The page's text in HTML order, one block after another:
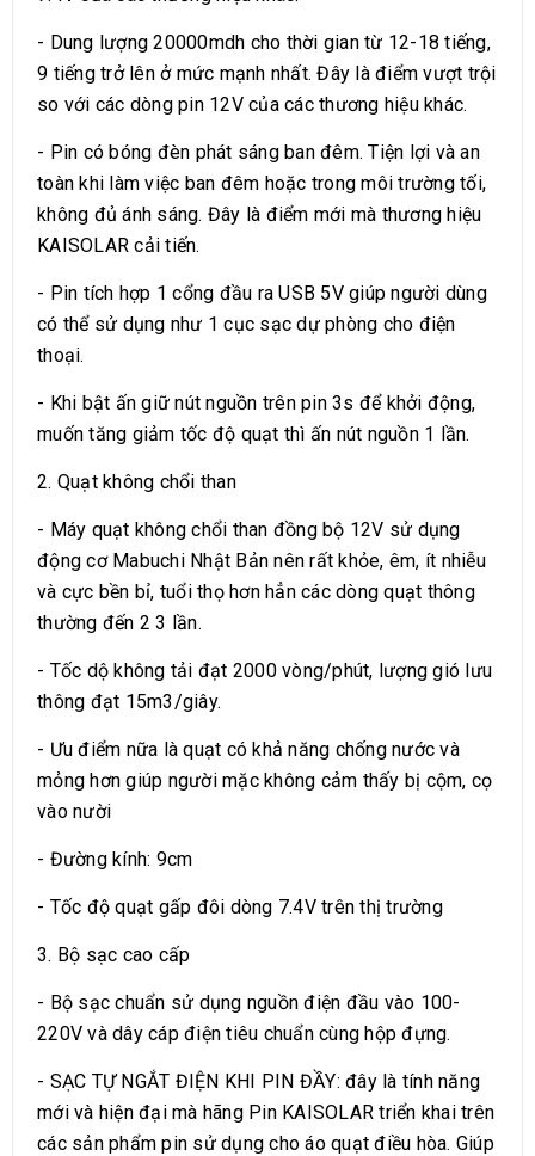
- Dung lượng 20000mdh cho thời gian từ 12-18 tiếng,
9 tiếng trở lên ở mức mạnh nhất. Đây là điểm vượt trội
so với các dòng pin 12V của các thương hiệu khác.
- Pin có bóng đèn phát sáng ban đêm. Tiện lợi và an
toàn khi làm việc ban đêm hoặc trong môi trường tối,
không đủ ánh sáng. Đây là điểm mới mà thương hiệu
KAISOLAR cải tiến.
- Pin tích hợp 1 cổng đầu ra USB 5V giúp người dùng
có thể sử dụng như 1 cục sạc dự phòng cho điện
thoại.
- Khi bật ấn giữ nút nguồn trên pin 3s để khởi động,
muốn tăng giảm tốc độ quạt thì ấn nút nguồn 1 lần.
2. Quạt không chổi than
- Máy quạt không chổi than đồng bộ 12V sử dụng
động cơ Mabuchi Nhật Bản nên rất khỏe, êm, ít nhiễu
và cực bền bỉ, tuổi thọ hơn hẳn các dòng quạt thông
thường đến 2 3 lần.
- Tốc dộ không tải đạt 2000 vòng/phút, lượng gió lưu
thông đạt 15m3/giây.
- Ưu điểm nữa là quạt có khả năng chống nước và
mỏng hơn giúp người mặc không cảm thấy bị cộm, cọ
vào nười
- Đường kính: 9cm
- Tốc độ quạt gấp đôi dòng 7.4V trên thị trường
3. Bộ sạc cao cấp
- Bộ sạc chuẩn sử dụng nguồn điện đầu vào 100-
220V và dây cáp điện tiêu chuẩn cùng hộp đựng.
- SẠC TỰ NGẮT ĐIỆN KHI PIN ĐẦY: đây là tính năng
mới và hiện đại mà hãng Pin KAISOLAR triển khai trên
các sản phẩm pin sử dụng cho áo quạt điều hòa. Giúp